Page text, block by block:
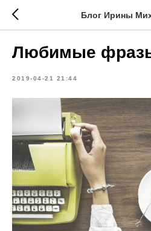
Блог Ирины
Любимые
2019-04-21 21:44